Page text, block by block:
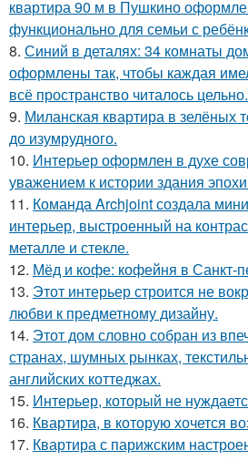
квартира 90 м в Пушкино
функционально для семьи с
8. Синий в деталях: 34 комнаты
оформлены так, чтобы каждая
всё пространство читалось цельно.
9. Миланская квартира в зелёных
до изумрудного.
10. Интерьер оформлен в духе
уважением к истории здания
11. Команда Archjoint создала
интерьер, выстроенный на
металле и стекле.
12. Мёд и кофе: кофейня в Санкт-
13. Этот интерьер строится не
любви к предметному дизайну.
14. Этот дом словно собран из
странах, шумных рынках,
английских коттеджах.
15. Интерьер, который не
16. Квартира, в которую хочется
17. Квартира с парижским